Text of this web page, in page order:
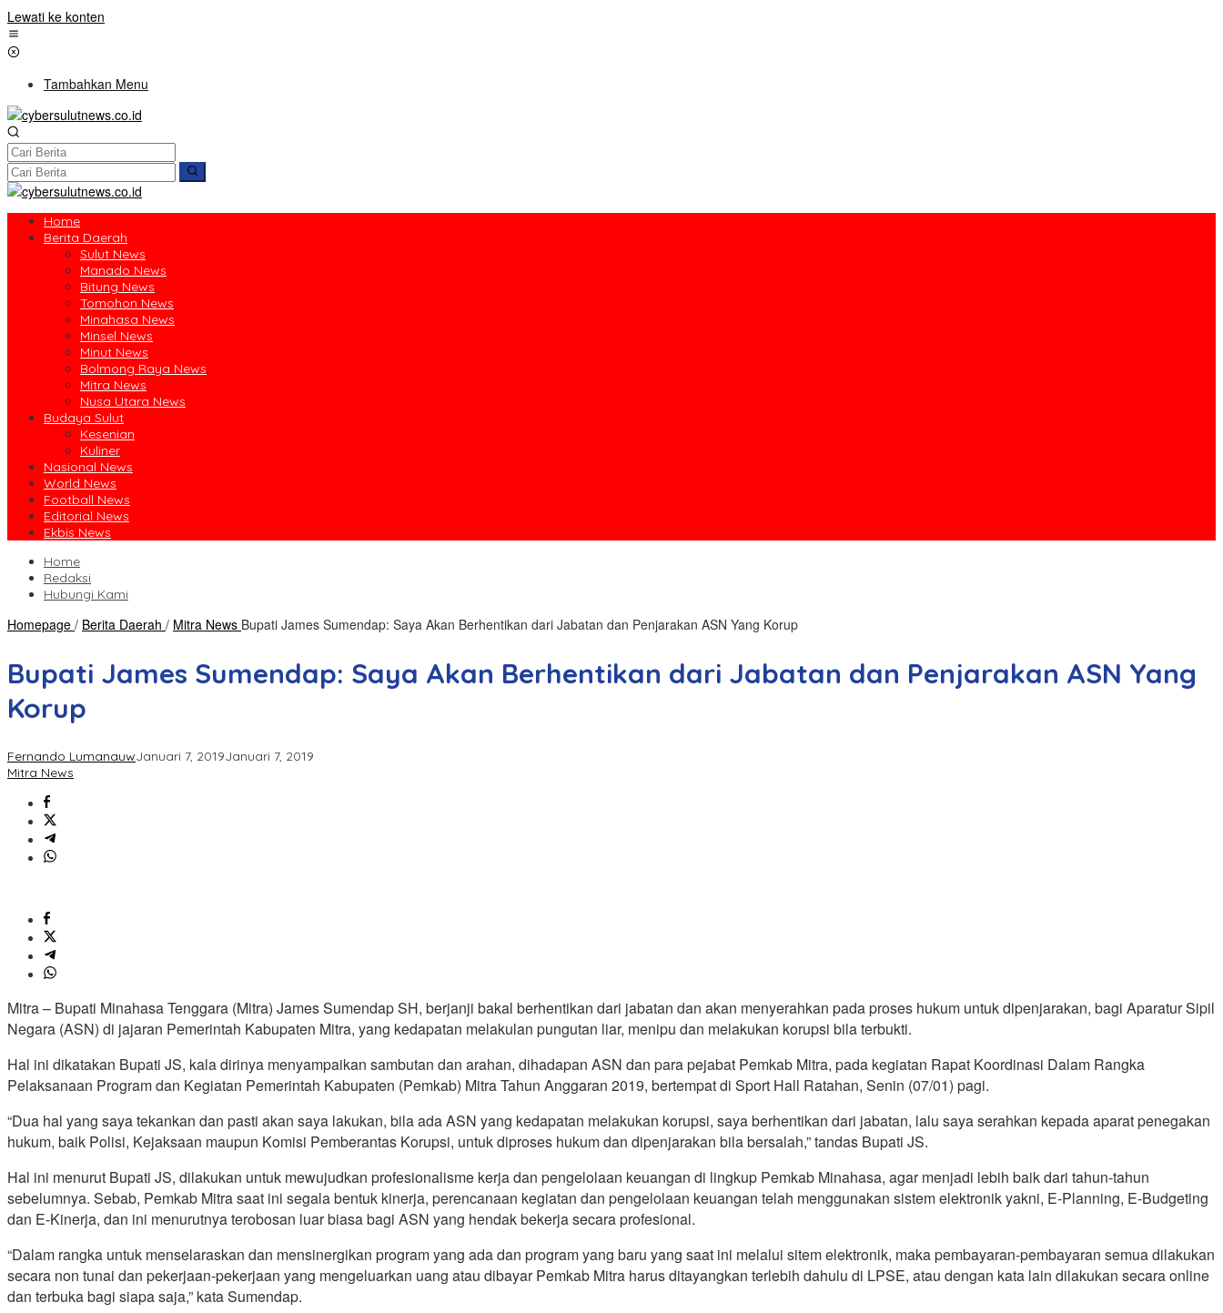
Lewati ke konten
Tambahkan Menu
Home
Berita Daerah
Sulut News
Manado News
Bitung News
Tomohon News
Minahasa News
Minsel News
Minut News
Bolmong Raya News
Mitra News
Nusa Utara News
Budaya Sulut
Kesenian
Kuliner
Nasional News
World News
Football News
Editorial News
Ekbis News
Home
Redaksi
Hubungi Kami
Homepage / Berita Daerah / Mitra News Bupati James Sumendap: Saya Akan Berhentikan dari Jabatan dan Penjarakan ASN Yang Korup
Bupati James Sumendap: Saya Akan Berhentikan dari Jabatan dan Penjarakan ASN Yang
Korup
Fernando LumanauwJanuari 7, 2019Januari 7, 2019
Mitra News
Mitra – Bupati Minahasa Tenggara (Mitra) James Sumendap SH, berjanji bakal berhentikan dari jabatan dan akan menyerahkan pada proses hukum untuk dipenjarakan, bagi Aparatur Sipil
Negara (ASN) di jajaran Pemerintah Kabupaten Mitra, yang kedapatan melakulan pungutan liar, menipu dan melakukan korupsi bila terbukti.
Hal ini dikatakan Bupati JS, kala dirinya menyampaikan sambutan dan arahan, dihadapan ASN dan para pejabat Pemkab Mitra, pada kegiatan Rapat Koordinasi Dalam Rangka
Pelaksanaan Program dan Kegiatan Pemerintah Kabupaten (Pemkab) Mitra Tahun Anggaran 2019, bertempat di Sport Hall Ratahan, Senin (07/01) pagi.
“Dua hal yang saya tekankan dan pasti akan saya lakukan, bila ada ASN yang kedapatan melakukan korupsi, saya berhentikan dari jabatan, lalu saya serahkan kepada aparat penegakan
hukum, baik Polisi, Kejaksaan maupun Komisi Pemberantas Korupsi, untuk diproses hukum dan dipenjarakan bila bersalah,” tandas Bupati JS.
Hal ini menurut Bupati JS, dilakukan untuk mewujudkan profesionalisme kerja dan pengelolaan keuangan di lingkup Pemkab Minahasa, agar menjadi lebih baik dari tahun-tahun
sebelumnya. Sebab, Pemkab Mitra saat ini segala bentuk kinerja, perencanaan kegiatan dan pengelolaan keuangan telah menggunakan sistem elektronik yakni, E-Planning, E-Budgeting
dan E-Kinerja, dan ini menurutnya terobosan luar biasa bagi ASN yang hendak bekerja secara profesional.
“Dalam rangka untuk menselaraskan dan mensinergikan program yang ada dan program yang baru yang saat ini melalui sitem elektronik, maka pembayaran-pembayaran semua dilakukan
secara non tunai dan pekerjaan-pekerjaan yang mengeluarkan uang atau dibayar Pemkab Mitra harus ditayangkan terlebih dahulu di LPSE, atau dengan kata lain dilakukan secara online
dan terbuka bagi siapa saja,” kata Sumendap.